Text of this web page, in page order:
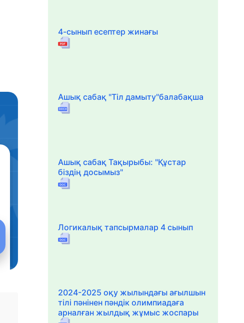
4-сынып есептер жинағы
Ашық сабақ "Тіл дамыту"балабақша
Ашық сабақ Тақырыбы: "Құстар
біздің досымыз"
Логикалық тапсырмалар 4 сынып
2024-2025 оқу жылындағы ағылшын
тілі пәнінен пәндік олимпиадаға
арналған жылдық жұмыс жоспары